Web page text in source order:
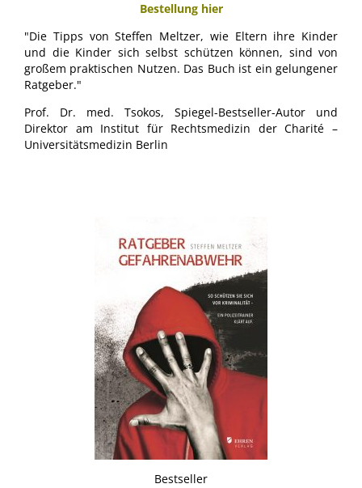
Bestellung hier
"Die Tipps von Steffen Meltzer, wie Eltern ihre Kinder
und die Kinder sich selbst schützen können, sind von
großem praktischen Nutzen. Das Buch ist ein gelungener
Ratgeber."
Prof. Dr. med. Tsokos, Spiegel-Bestseller-Autor und
Direktor am Institut für Rechtsmedizin der Charité –
Universitätsmedizin Berlin
Bestseller